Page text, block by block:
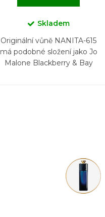
Skladem
Originální vůně NANITA-615
má podobné složení jako Jo
Malone Blackberry & Bay